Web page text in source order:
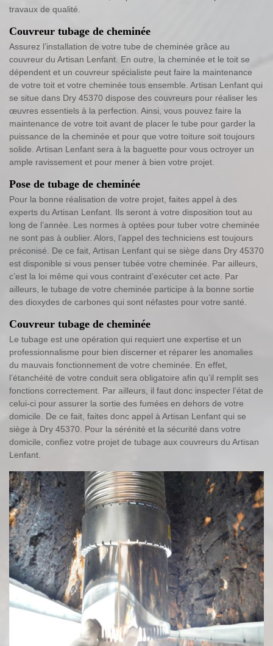
travaux de qualité.
Couvreur tubage de cheminée
Assurez l’installation de votre tube de cheminée grâce au
couvreur du Artisan Lenfant. En outre, la cheminée et le toit se
dépendent et un couvreur spécialiste peut faire la maintenance
de votre toit et votre cheminée tous ensemble. Artisan Lenfant qui
se situe dans Dry 45370 dispose des couvreurs pour réaliser les
œuvres essentiels à la perfection. Ainsi, vous pouvez faire la
maintenance de votre toit avant de placer le tube pour garder la
puissance de la cheminée et pour que votre toiture soit toujours
solide. Artisan Lenfant sera à la baguette pour vous octroyer un
ample ravissement et pour mener à bien votre projet.
Pose de tubage de cheminée
Pour la bonne réalisation de votre projet, faites appel à des
experts du Artisan Lenfant. Ils seront à votre disposition tout au
long de l’année. Les normes à optées pour tuber votre cheminée
ne sont pas à oublier. Alors, l’appel des techniciens est toujours
préconisé. De ce fait, Artisan Lenfant qui se siège dans Dry 45370
est disponible si vous penser tubée votre cheminée. Par ailleurs,
c’est la loi même qui vous contraint d’exécuter cet acte. Par
ailleurs, le tubage de votre cheminée participe à la bonne sortie
des dioxydes de carbones qui sont néfastes pour votre santé.
Couvreur tubage de cheminée
Le tubage est une opération qui requiert une expertise et un
professionnalisme pour bien discerner et réparer les anomalies
du mauvais fonctionnement de votre cheminée. En effet,
l’étanchéité de votre conduit sera obligatoire afin qu’il remplit ses
fonctions correctement. Par ailleurs, il faut donc inspecter l’état de
celui-ci pour assurer la sortie des fumées en dehors de votre
domicile. De ce fait, faites donc appel à Artisan Lenfant qui se
siège à Dry 45370. Pour la sérénité et la sécurité dans votre
domicile, confiez votre projet de tubage aux couvreurs du Artisan
Lenfant.